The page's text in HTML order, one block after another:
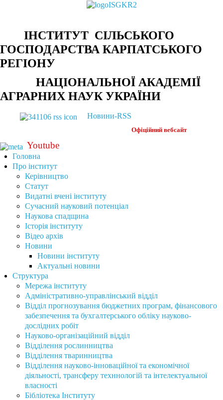
ІНСТИТУТ СІЛЬСЬКОГО
ГОСПОДАРСТВА КАРПАТСЬКОГО
РЕГІОНУ
НАЦІОНАЛЬНОЇ АКАДЕМІЇ
АГРАРНИХ НАУК УКРАЇНИ
Новини-RSS
Офіційний вебсайт
Youtube
Головна
Про інститут
Керівництво
Статут
Видатні вчені інституту
Сучасний науковий потенціал
Наукова спадщина
Історія інституту
Відео архів
Новини
Новини інституту
Актуальні новини
Структура
Мережа інституту
Адміністративно-управлінський відділ
Відділ прогнозування бюджетних програм, фінансового
забезпечення та бухгалтерського обліку науково-
дослідних робіт
Науково-організаційний відділ
Відділення рослинництва
Відділення тваринництва
Відділення науково-інноваційної та економічної
діяльності, трансферу техннологій та інтелектуальної
власності
Бібліотека Інституту